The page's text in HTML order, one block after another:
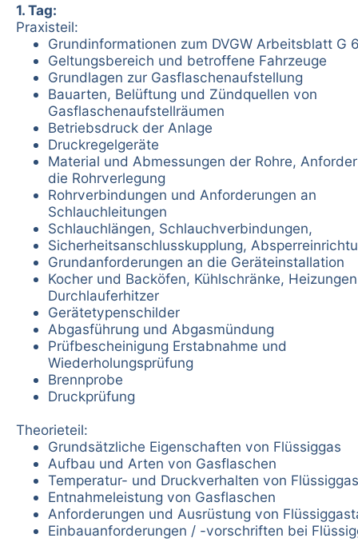
1. Tag:
Praxisteil:
Grundinformationen zum DVGW Arbeitsblatt G
Geltungsbereich und betroffene Fahrzeuge
Grundlagen zur Gasflaschenaufstellung
Bauarten, Belüftung und Zündquellen von
Gasflaschenaufstellräumen
Betriebsdruck der Anlage
Druckregelgeräte
Material und Abmessungen der Rohre,
die Rohrverlegung
Rohrverbindungen und Anforderungen an
Schlauchleitungen
Schlauchlängen, Schlauchverbindungen,
Sicherheitsanschlusskupplung,
Grundanforderungen an die Geräteinstallation
Kocher und Backöfen, Kühlschränke,
Durchlauferhitzer
Gerätetypenschilder
Abgasführung und Abgasmündung
Prüfbescheinigung Erstabnahme und
Wiederholungsprüfung
Brennprobe
Druckprüfung
Theorieteil:
Grundsätzliche Eigenschaften von Flüssiggas
Aufbau und Arten von Gasflaschen
Temperatur- und Druckverhalten von Flüssiggas
Entnahmeleistung von Gasflaschen
Anforderungen und Ausrüstung von
Einbauanforderungen / -vorschriften bei